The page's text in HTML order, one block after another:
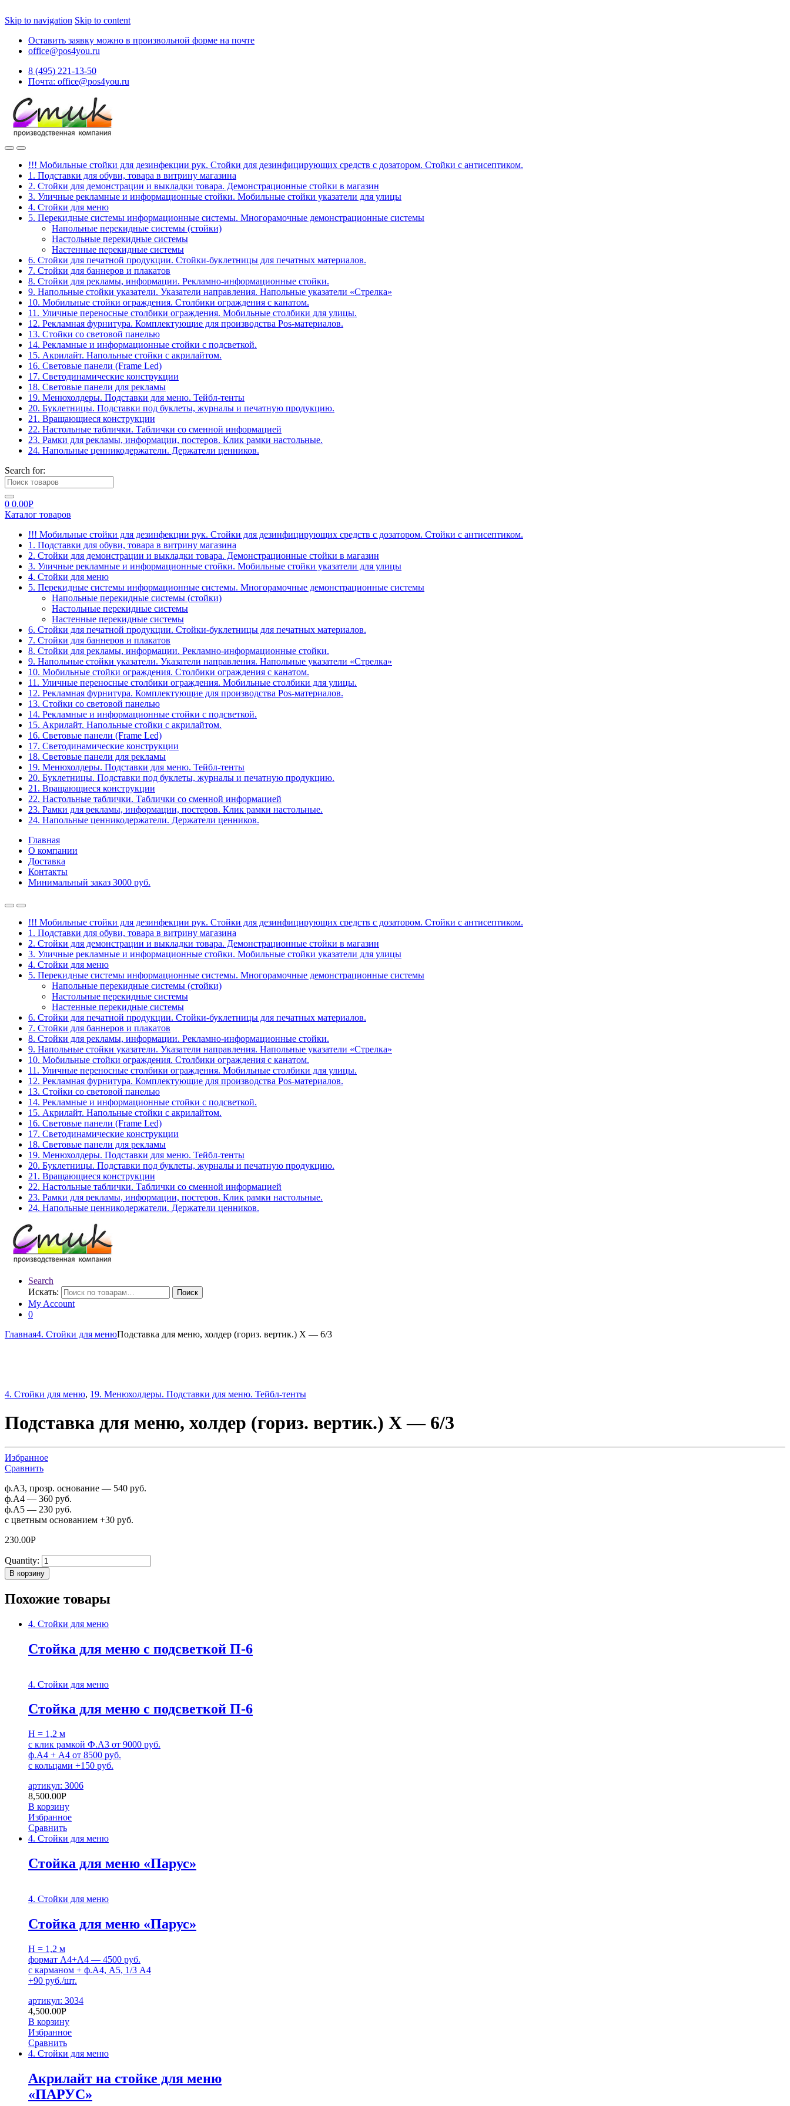
Skip to navigation Skip to content
Оставить заявку можно в произвольной форме на почте
office@pos4you.ru
8 (495) 221-13-50
Почта: office@pos4you.ru
!!! Мобильные стойки для дезинфекции рук. Стойки для дезинфицирующих средств с дозатором. Стойки с антисептиком.
1. Подставки для обуви, товара в витрину магазина
2. Стойки для демонстрации и выкладки товара. Демонстрационные стойки в магазин
3. Уличные рекламные и информационные стойки. Мобильные стойки указатели для улицы
4. Стойки для меню
5. Перекидные системы информационные системы. Многорамочные демонстрационные системы
Напольные перекидные системы (стойки)
Настольные перекидные системы
Настенные перекидные системы
6. Стойки для печатной продукции. Стойки-буклетницы для печатных материалов.
7. Стойки для баннеров и плакатов
8. Стойки для рекламы, информации. Рекламно-информационные стойки.
9. Напольные стойки указатели. Указатели направления. Напольные указатели «Стрелка»
10. Мобильные стойки ограждения. Столбики ограждения с канатом.
11. Уличные переносные столбики ограждения. Мобильные столбики для улицы.
12. Рекламная фурнитура. Комплектующие для производства Pos-материалов.
13. Стойки со световой панелью
14. Рекламные и информационные стойки с подсветкой.
15. Акрилайт. Напольные стойки с акрилайтом.
16. Световые панели (Frame Led)
17. Светодинамические конструкции
18. Световые панели для рекламы
19. Менюхолдеры. Подставки для меню. Тейбл-тенты
20. Буклетницы. Подставки под буклеты, журналы и печатную продукцию.
21. Вращающиеся конструкции
22. Настольные таблички. Таблички со сменной информацией
23. Рамки для рекламы, информации, постеров. Клик рамки настольные.
24. Напольные ценникодержатели. Держатели ценников.
Search for:
0 0.00Р
Каталог товаров
!!! Мобильные стойки для дезинфекции рук. Стойки для дезинфицирующих средств с дозатором. Стойки с антисептиком.
1. Подставки для обуви, товара в витрину магазина
2. Стойки для демонстрации и выкладки товара. Демонстрационные стойки в магазин
3. Уличные рекламные и информационные стойки. Мобильные стойки указатели для улицы
4. Стойки для меню
5. Перекидные системы информационные системы. Многорамочные демонстрационные системы
Напольные перекидные системы (стойки)
Настольные перекидные системы
Настенные перекидные системы
6. Стойки для печатной продукции. Стойки-буклетницы для печатных материалов.
7. Стойки для баннеров и плакатов
8. Стойки для рекламы, информации. Рекламно-информационные стойки.
9. Напольные стойки указатели. Указатели направления. Напольные указатели «Стрелка»
10. Мобильные стойки ограждения. Столбики ограждения с канатом.
11. Уличные переносные столбики ограждения. Мобильные столбики для улицы.
12. Рекламная фурнитура. Комплектующие для производства Pos-материалов.
13. Стойки со световой панелью
14. Рекламные и информационные стойки с подсветкой.
15. Акрилайт. Напольные стойки с акрилайтом.
16. Световые панели (Frame Led)
17. Светодинамические конструкции
18. Световые панели для рекламы
19. Менюхолдеры. Подставки для меню. Тейбл-тенты
20. Буклетницы. Подставки под буклеты, журналы и печатную продукцию.
21. Вращающиеся конструкции
22. Настольные таблички. Таблички со сменной информацией
23. Рамки для рекламы, информации, постеров. Клик рамки настольные.
24. Напольные ценникодержатели. Держатели ценников.
Главная
О компании
Доставка
Контакты
Минимальный заказ 3000 руб.
!!! Мобильные стойки для дезинфекции рук. Стойки для дезинфицирующих средств с дозатором. Стойки с антисептиком.
1. Подставки для обуви, товара в витрину магазина
2. Стойки для демонстрации и выкладки товара. Демонстрационные стойки в магазин
3. Уличные рекламные и информационные стойки. Мобильные стойки указатели для улицы
4. Стойки для меню
5. Перекидные системы информационные системы. Многорамочные демонстрационные системы
Напольные перекидные системы (стойки)
Настольные перекидные системы
Настенные перекидные системы
6. Стойки для печатной продукции. Стойки-буклетницы для печатных материалов.
7. Стойки для баннеров и плакатов
8. Стойки для рекламы, информации. Рекламно-информационные стойки.
9. Напольные стойки указатели. Указатели направления. Напольные указатели «Стрелка»
10. Мобильные стойки ограждения. Столбики ограждения с канатом.
11. Уличные переносные столбики ограждения. Мобильные столбики для улицы.
12. Рекламная фурнитура. Комплектующие для производства Pos-материалов.
13. Стойки со световой панелью
14. Рекламные и информационные стойки с подсветкой.
15. Акрилайт. Напольные стойки с акрилайтом.
16. Световые панели (Frame Led)
17. Светодинамические конструкции
18. Световые панели для рекламы
19. Менюхолдеры. Подставки для меню. Тейбл-тенты
20. Буклетницы. Подставки под буклеты, журналы и печатную продукцию.
21. Вращающиеся конструкции
22. Настольные таблички. Таблички со сменной информацией
23. Рамки для рекламы, информации, постеров. Клик рамки настольные.
24. Напольные ценникодержатели. Держатели ценников.
Search
Искать:
Поиск
My Account
0
Главная4. Стойки для менюПодставка для меню, холдер (гориз. вертик.) Х — 6/3
4. Стойки для меню, 19. Менюхолдеры. Подставки для меню. Тейбл-тенты
Подставка для меню, холдер (гориз. вертик.) Х — 6/3
Избранное
Сравнить
ф.А3, прозр. основание — 540 руб.
ф.А4 — 360 руб.
ф.А5 — 230 руб.
с цветным основанием +30 руб.
230.00Р
Quantity:
В корзину
Похожие товары
4. Стойки для меню
Стойка для меню с подсветкой П-6
4. Стойки для меню
Стойка для меню с подсветкой П-6
H = 1,2 м
с клик рамкой Ф.А3 от 9000 руб.
ф.А4 + А4 от 8500 руб.
с кольцами +150 руб.
артикул: 3006
8,500.00Р
В корзину
Избранное
Сравнить
4. Стойки для меню
Стойка для меню «Парус»
4. Стойки для меню
Стойка для меню «Парус»
H = 1,2 м
формат А4+А4 — 4500 руб.
с карманом + ф.А4, А5, 1/3 А4
+90 руб./шт.
артикул: 3034
4,500.00Р
В корзину
Избранное
Сравнить
4. Стойки для меню
Акрилайт на стойке для меню
«ПАРУС»